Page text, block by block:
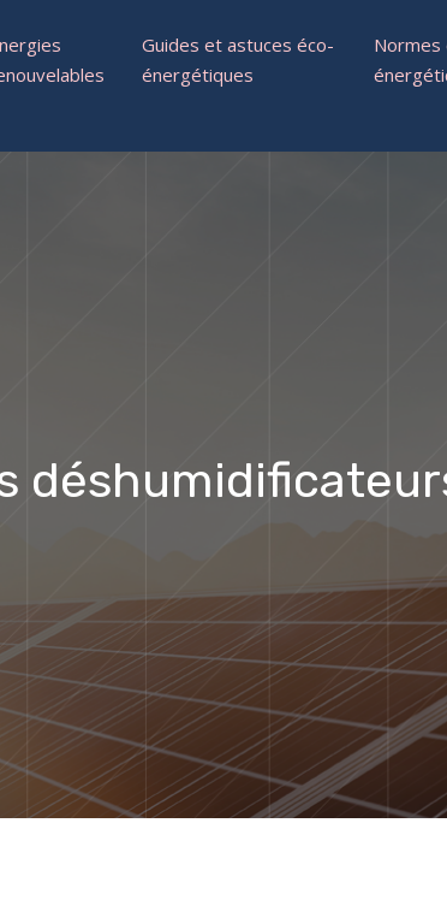
Guides et astuces éco-
énergétiques
Normes